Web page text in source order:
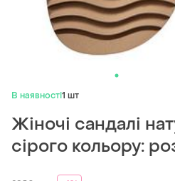
В наявності1 шт
Жіночі сандалі
сірого кольору: